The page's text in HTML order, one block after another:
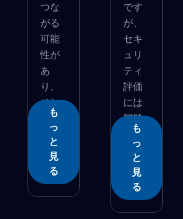
つな
がる
可能
性が
あ
り、
それ
が運...
も
っ
と
見
る
です
が、
セキ
ュリ
ティ
評価
には
問題
に...
も
っ
と
見
る